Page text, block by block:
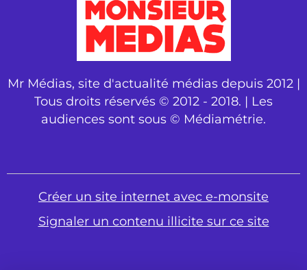
Mr Médias, site d'actualité médias depuis 2012 |
Tous droits réservés © 2012 - 2018. | Les
audiences sont sous © Médiamétrie.
Créer un site internet avec e-monsite
Signaler un contenu illicite sur ce site